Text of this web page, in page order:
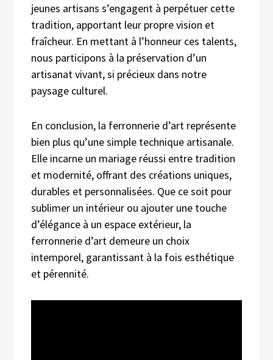
jeunes artisans s’engagent à perpétuer cette
tradition, apportant leur propre vision et
fraîcheur. En mettant à l’honneur ces talents,
nous participons à la préservation d’un
artisanat vivant, si précieux dans notre
paysage culturel.
En conclusion, la ferronnerie d’art représente
bien plus qu’une simple technique artisanale.
Elle incarne un mariage réussi entre tradition
et modernité, offrant des créations uniques,
durables et personnalisées. Que ce soit pour
sublimer un intérieur ou ajouter une touche
d’élégance à un espace extérieur, la
ferronnerie d’art demeure un choix
intemporel, garantissant à la fois esthétique
et pérennité.